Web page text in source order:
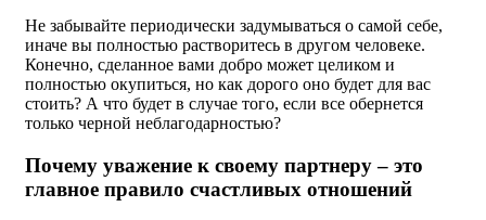
Не забывайте периодически задумываться о самой себе,
иначе вы полностью растворитесь в другом человеке.
Конечно, сделанное вами добро может целиком и
полностью окупиться, но как дорого оно будет для вас
стоить? А что будет в случае того, если все обернется
только черной неблагодарностью?
Почему уважение к своему партнеру – это
главное правило счастливых отношений